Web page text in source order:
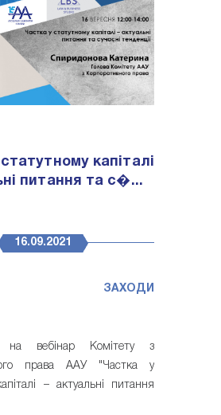
капіталі
питання та с�...
16.09.2021
ЗАХОДИ
на вебінар Комітету з
права ААУ "Частка у
– актуальні питання